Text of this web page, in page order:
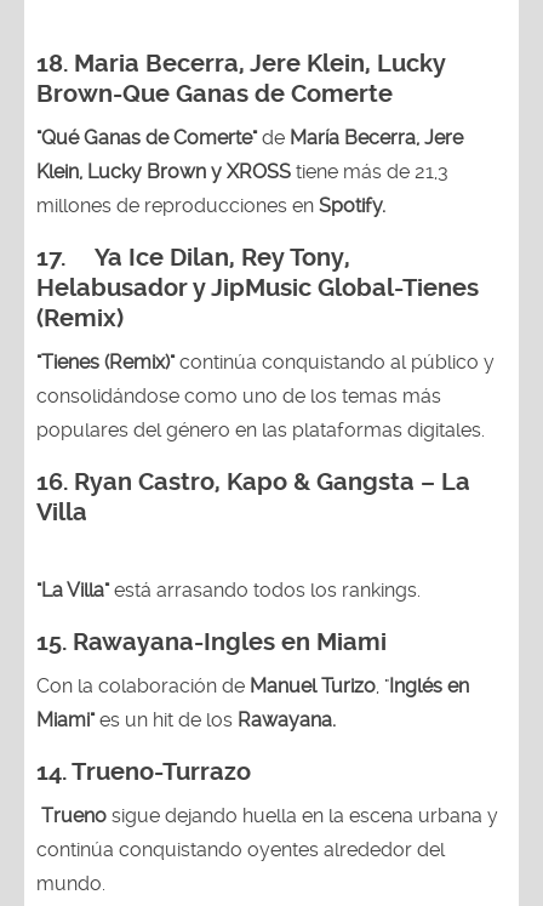
18. Maria Becerra, Jere Klein, Lucky
Brown-Que Ganas de Comerte
"Qué Ganas de Comerte"de María Becerra, Jere
Klein, Lucky Brown y XROSS tiene más de 21,3
millones de reproducciones en Spotify.
17. Ya Ice Dilan, Rey Tony,
Helabusador y JipMusic Global-Tienes
(Remix)
"Tienes (Remix)"continúa conquistando al público y
consolidándose como uno de los temas más
populares del género en las plataformas digitales.
16. Ryan Castro, Kapo & Gangsta – La
Villa
"La Villa"está arrasando todos los rankings.
15. Rawayana-Ingles en Miami
Con la colaboración de Manuel Turizo, "Inglés en
Miami"es un hit de los Rawayana.
14.Trueno-Turrazo
Trueno sigue dejando huella en la escena urbana y
continúa conquistando oyentes alrededor del
mundo.